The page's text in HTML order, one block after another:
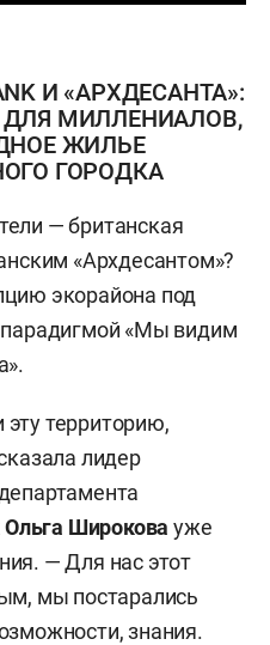
И «АРХДЕСАНТА»:
МИЛЛЕНИАЛОВ,
ЖИЛЬЕ
ГОРОДКА
— британская
«Архдесантом»?
экорайона под
парадигмой «Мы видим
территорию,
лидер
Ольга Широковауже
— Для нас этот
мы постарались
знания.